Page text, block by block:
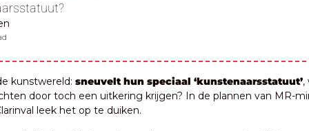
kunstwereld: sneuvelt hun speciaal ‘kunstenaarsstatuut’,
door toch een uitkering krijgen? In de plannen van MR-
leek het op te duiken.